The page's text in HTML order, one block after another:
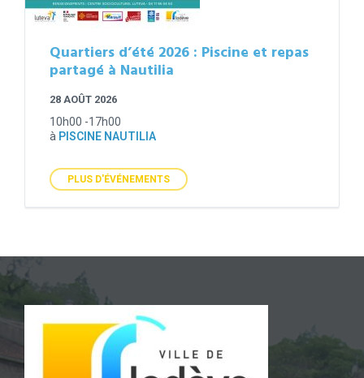
Quartiers d’été 2026 : Piscine et repas
partagé à Nautilia
28 AOÛT 2026
10h00 -17h00
à PISCINE NAUTILIA
PLUS D'ÉVÉNEMENTS